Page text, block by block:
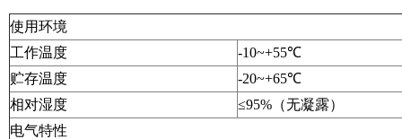
使用环境
工作温度
-10~+55℃
贮存温度
-20~+65℃
相对湿度
≤95%（无凝露）
电气特性